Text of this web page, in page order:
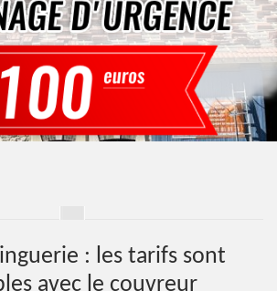
: les tarifs sont
avec le couvreur